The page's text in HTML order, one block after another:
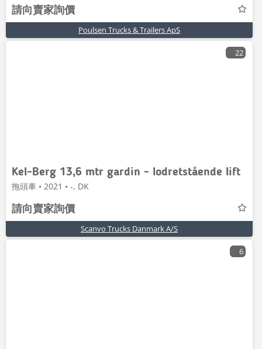
請向賣家詢價
Poulsen Trucks & Trailers ApS
22
Kel-Berg 13,6 mtr gardin - lodretstående lift
拖頭車 • 2021 • -, DK
請向賣家詢價
Scanvo Trucks Danmark A/S
6